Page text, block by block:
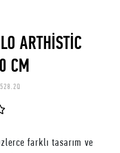
ARTHİSTİC
CM
farklı tasarım ve